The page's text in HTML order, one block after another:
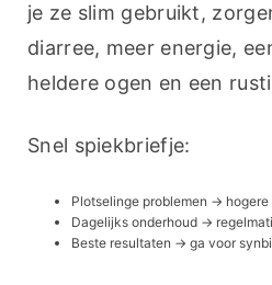
je ze slim gebruikt,
diarree, meer energie,
heldere ogen en een
Snel spiekbriefje:
Plotselinge problemen →
Dagelijks onderhoud →
Beste resultaten → ga voor